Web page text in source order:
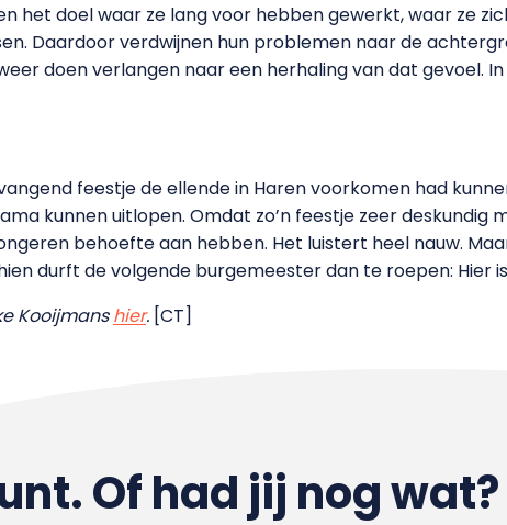
het doel waar ze lang voor hebben gewerkt, waar ze
Daardoor verdwijnen hun problemen naar de
doen verlangen naar een herhaling van dat gevoel.
feestje de ellende in Haren voorkomen had
kunnen uitlopen. Omdat zo’n feestje zeer deskundig
behoefte aan hebben. Het luistert heel nauw.
durft de volgende burgemeester dan te roepen: Hier
Kooijmanshier. [CT]
Of had jij nog wat?